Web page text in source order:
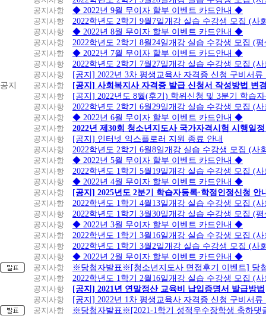
공지사항
◆ 2022년 9월 무이자 할부 이벤트 카드안내 ◆
공지사항
2022학년도 2학기 9월7일개강 실습 수강생 모집 (사
공지사항
◆ 2022년 8월 무이자 할부 이벤트 카드안내 ◆
공지사항
2022학년도 2학기 8월24일개강 실습 수강생 모집 (
공지사항
◆ 2022년 7월 무이자 할부 이벤트 카드안내 ◆
공지사항
2022학년도 2학기 7월27일개강 실습 수강생 모집 (
공지사항
[공지] 2022년 3차 평생교육사 자격증 신청 구비서류
공지
공지사항
[공지] 사회복지사 자격증 발급 신청서 작성방법 변
공지사항
[공지] 2022년도 8월(후기) 학위신청 및 3분기 학습
공지사항
2022학년도 2학기 6월29일개강 실습 수강생 모집 (
공지사항
◆ 2022년 6월 무이자 할부 이벤트 카드안내 ◆
공지사항
2022년 제30회 청소년지도사 국가자격시험 시행일
공지사항
[공지] 인터넷 익스플로러 지원 종료 안내
공지사항
2022학년도 2학기 6월8일개강 실습 수강생 모집 (사
공지사항
◆ 2022년 5월 무이자 할부 이벤트 카드안내 ◆
공지사항
2022학년도 1학기 5월19일개강 실습 수강생 모집 (
공지사항
◆ 2022년 4월 무이자 할부 이벤트 카드안내 ◆
공지사항
[공지] 2025년도 2분기 학습자등록·학점인정신청 안
공지사항
2022학년도 1학기 4월13일개강 실습 수강생 모집 (
공지사항
2022학년도 1학기 3월30일개강 실습 수강생 모집 (
공지사항
◆ 2022년 3월 무이자 할부 이벤트 카드안내 ◆
공지사항
2022학년도 1학기 3월16일개강 실습 수강생 모집 (
공지사항
2022학년도 1학기 3월2일개강 실습 수강생 모집 (사
공지사항
◆ 2022년 2월 무이자 할부 이벤트 카드안내 ◆
공지사항
※당첨자발표※[청소년지도사 면접후기 이벤트] 당
공지사항
2022학년도 1학기 2월16일개강 실습 수강생 모집 (
공지사항
[공지] 2021년 연말정산 교육비 납입증명서 발급방법
공지사항
[공지] 2022년 1차 평생교육사 자격증 신청 구비서류
공지사항
※당첨자발표※[2021-1학기 성적우수장학생 축하댓